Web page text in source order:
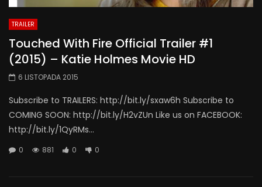
TRAILER
Touched With Fire Official Trailer #1
(2015) – Katie Holmes Movie HD
6 LISTOPADA 2015
Subscribe to TRAILERS: http://bit.ly/sxaw6h Subscribe to
COMING SOON: http://bit.ly/H2vZUn Like us on FACEBOOK:
http://bit.ly/1QyRMs...
0 881 0 0